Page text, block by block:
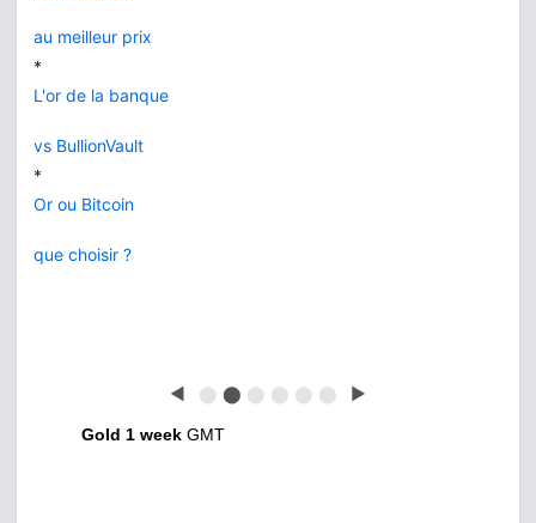
au meilleur prix
*
L'or de la banque
vs BullionVault
*
Or ou Bitcoin
que choisir ?
◀ ⬤ ⬤ ⬤ ⬤ ⬤ ⬤ ▶
Gold 1 week GMT